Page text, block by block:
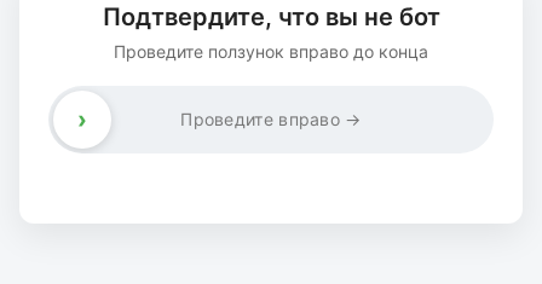
Подтвердите, что вы не бот
Проведите ползунок вправо до конца
Проведите вправо →
›